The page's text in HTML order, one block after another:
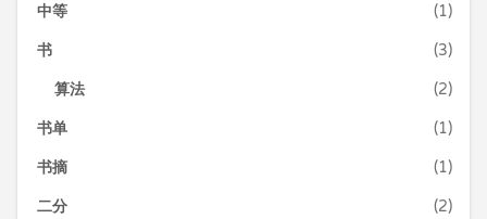
中等 (1)
书 (3)
算法 (2)
书单 (1)
书摘 (1)
二分 (2)